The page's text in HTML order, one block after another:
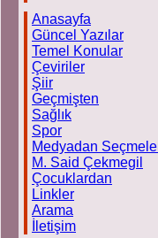
Anasayfa
Güncel Yazılar
Temel Konular
Çeviriler
Şiir
Geçmişten
Sağlık
Spor
Medyadan
M. Said Çekmegil
Çocuklardan
Linkler
Arama
İletişim